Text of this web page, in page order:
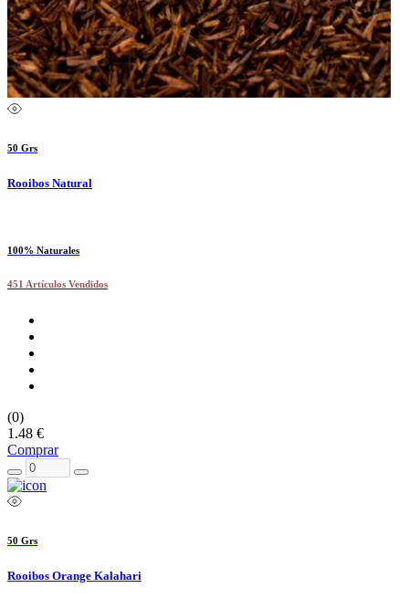
50 Grs
Rooibos Natural
100% Naturales
451 Artículos Vendidos
(0)
1.48 €
Comprar
50 Grs
Rooibos Orange Kalahari